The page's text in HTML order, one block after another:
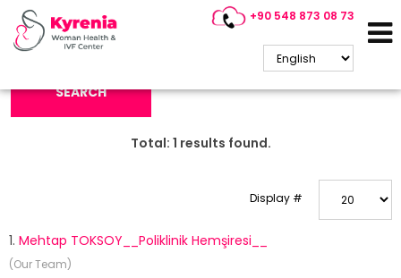
+90 548 873 08 73
Search Keyword:
SEARCH
Total: 1 results found.
Display #
1. Mehtap TOKSOY__Poliklinik Hemşiresi__
(Our Team)